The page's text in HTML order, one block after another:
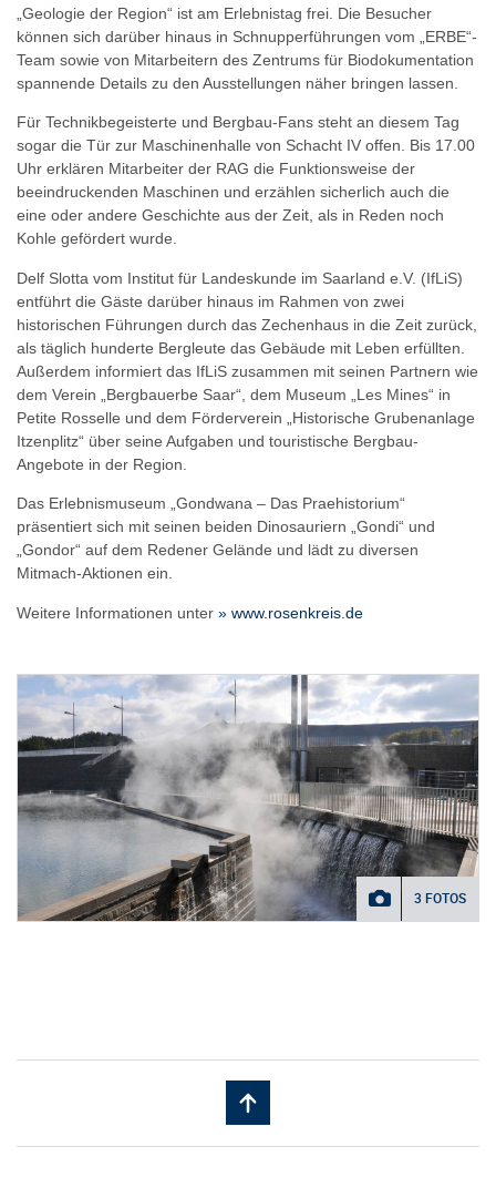
„Geologie der Region“ ist am Erlebnistag frei. Die Besucher
können sich darüber hinaus in Schnupperführungen vom „ERBE“-
Team sowie von Mitarbeitern des Zentrums für Biodokumentation
spannende Details zu den Ausstellungen näher bringen lassen.
Für Technikbegeisterte und Bergbau-Fans steht an diesem Tag
sogar die Tür zur Maschinenhalle von Schacht IV offen. Bis 17.00
Uhr erklären Mitarbeiter der RAG die Funktionsweise der
beeindruckenden Maschinen und erzählen sicherlich auch die
eine oder andere Geschichte aus der Zeit, als in Reden noch
Kohle gefördert wurde.
Delf Slotta vom Institut für Landeskunde im Saarland e.V. (IfLiS)
entführt die Gäste darüber hinaus im Rahmen von zwei
historischen Führungen durch das Zechenhaus in die Zeit zurück,
als täglich hunderte Bergleute das Gebäude mit Leben erfüllten.
Außerdem informiert das IfLiS zusammen mit seinen Partnern wie
dem Verein „Bergbauerbe Saar“, dem Museum „Les Mines“ in
Petite Rosselle und dem Förderverein „Historische Grubenanlage
Itzenplitz“ über seine Aufgaben und touristische Bergbau-
Angebote in der Region.
Das Erlebnismuseum „Gondwana – Das Praehistorium“
präsentiert sich mit seinen beiden Dinosauriern „Gondi“ und
„Gondor“ auf dem Redener Gelände und lädt zu diversen
Mitmach-Aktionen ein.
Weitere Informationen unter » www.rosenkreis.de
3 FOTOS